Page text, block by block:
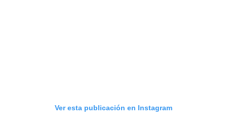
Ver esta publicación en Instagram